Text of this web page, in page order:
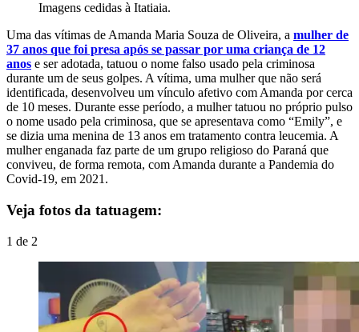
Imagens cedidas à Itatiaia.
Uma das vítimas de Amanda Maria Souza de Oliveira, a mulher de
37 anos que foi presa após se passar por uma criança de 12
anos e ser adotada, tatuou o nome falso usado pela criminosa
durante um de seus golpes. A vítima, uma mulher que não será
identificada, desenvolveu um vínculo afetivo com Amanda por cerca
de 10 meses. Durante esse período, a mulher tatuou no próprio pulso
o nome usado pela criminosa, que se apresentava como “Emily”, e
se dizia uma menina de 13 anos em tratamento contra leucemia. A
mulher enganada faz parte de um grupo religioso do Paraná que
conviveu, de forma remota, com Amanda durante a Pandemia do
Covid-19, em 2021.
Veja fotos da tatuagem:
1 de 2